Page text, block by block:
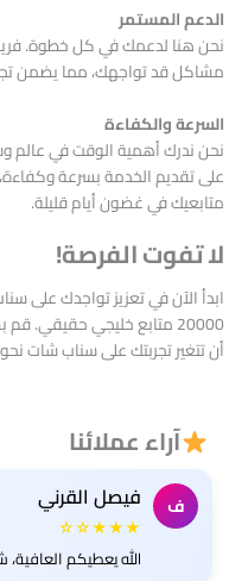
الدعم المستمر
نحن هنا لدعمك في كل خطوة.
مشاكل قد تواجهك، مما يضمن
السرعة والكفاءة
نحن ندرك أهمية الوقت في عالم
على تقديم الخدمة بسرعة
متابعيك في غضون أيام قليلة.
لا تفوت الفرصة!
ابدأ الآن في تعزيز تواجدك على
20000 متابع خليجي
أن تتغير تجربتك على سناب شات
آراء عملائنا
ف فيصل القرني
★★★☆☆
الله يعطيكم